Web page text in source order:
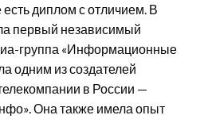
есть диплом с отличием. В
первый независимый
группа «Информационные
одним из создателей
в России —
Она также имела опыт